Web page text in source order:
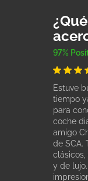
97%
Estuve
tiempo
para
coche
amigo
de SCA.
y de